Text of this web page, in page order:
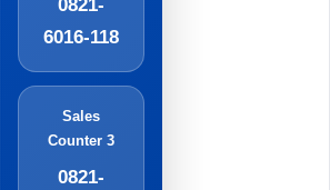
0821-
6016-118
Sales
Counter 3
0821-